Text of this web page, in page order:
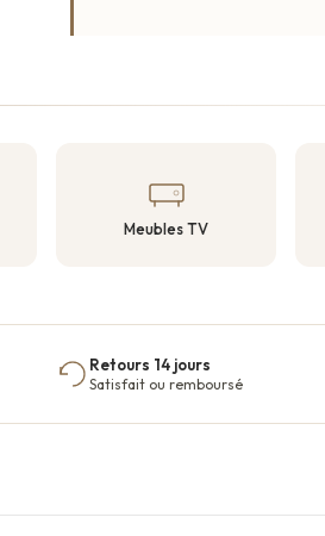
Meubles TV
Retours 14 jours
Satisfait ou remboursé